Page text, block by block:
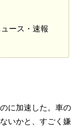
ース・速報
に加速した。車の
いかと、すごく嫌